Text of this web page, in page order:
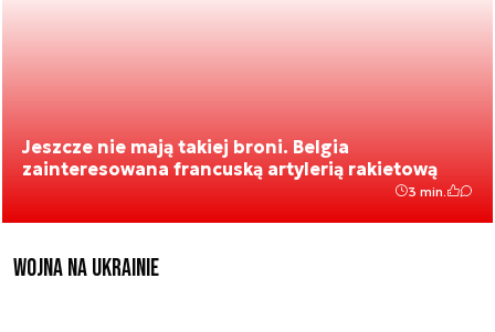
Jeszcze nie mają takiej broni. Belgia
zainteresowana francuską artylerią rakietową
3 min.
Wojna na Ukrainie